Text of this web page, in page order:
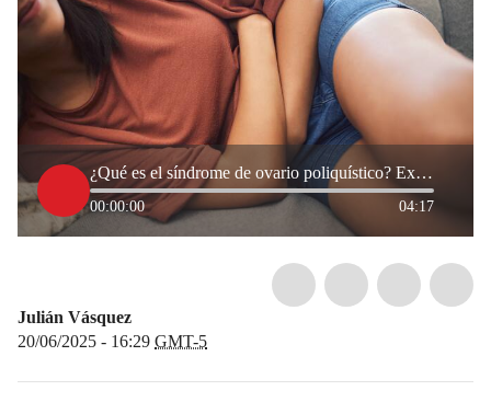
¿Qué es el síndrome de ovario poliquístico? Experta explicó síntomas y causas
00:00:00 04:17
Julián Vásquez
20/06/2025 - 16:29 GMT-5